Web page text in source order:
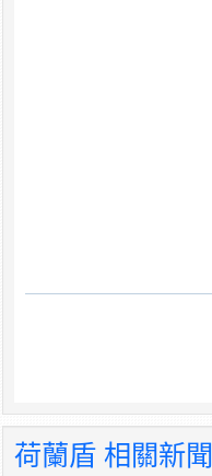
荷蘭盾 相關新聞